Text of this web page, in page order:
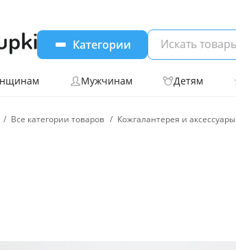
Категории
Мужчинам Детям
Все категории товаров Кожгалантерея и аксессуары